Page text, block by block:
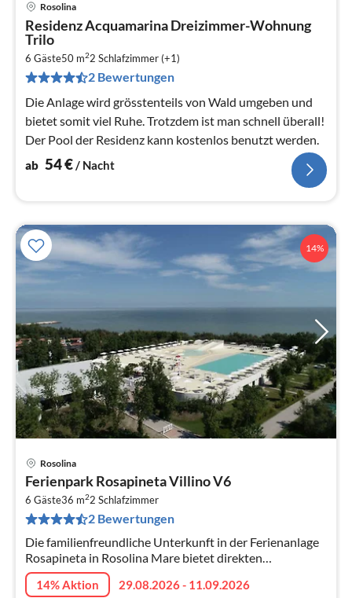
Rosolina
Residenz Acquamarina Dreizimmer-Wohnung
Trilo
6 Gäste50 m22 Schlafzimmer (+1)
2 Bewertungen
Die Anlage wird grösstenteils von Wald umgeben und
bietet somit viel Ruhe. Trotzdem ist man schnell überall!
Der Pool der Residenz kann kostenlos benutzt werden.
ab 54€/ Nacht
14%
Rosolina
Ferienpark Rosapineta Villino V6
6 Gäste36 m22 Schlafzimmer
2 Bewertungen
Die familienfreundliche Unterkunft in der Ferienanlage
Rosapineta in Rosolina Mare bietet direkten
Strandzugang, Pools, Unterhaltung für Kinder und
Erwachsene, Restaurants, Superma...
14% Aktion
29.08.2026 - 11.09.2026